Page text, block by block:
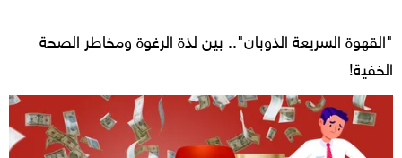
"القهوة السريعة الذوبان".. بين لذة الرغوة ومخاطر الصحة
الخفية!